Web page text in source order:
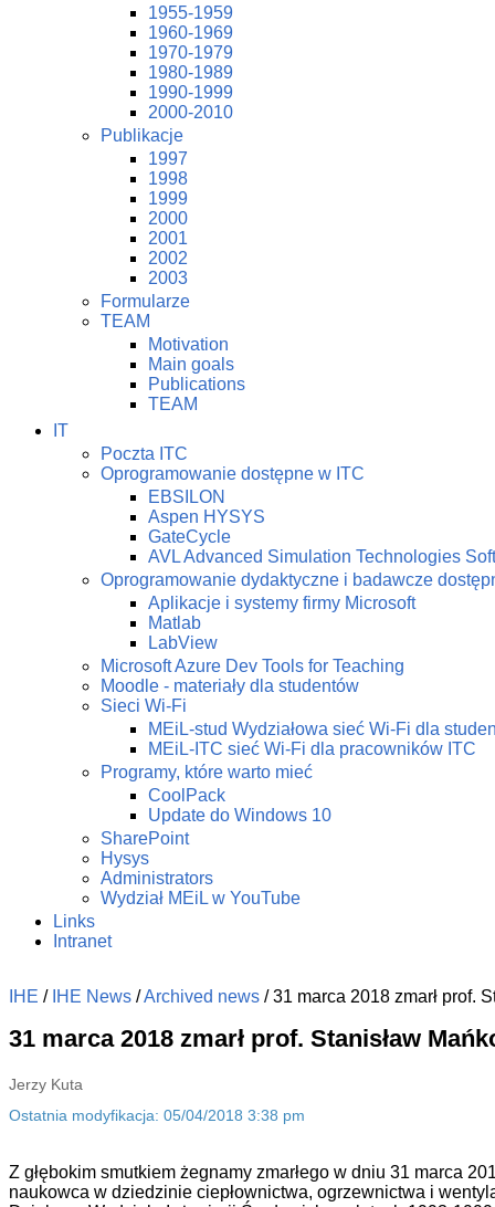
1955-1959
1960-1969
1970-1979
1980-1989
1990-1999
2000-2010
Publikacje
1997
1998
1999
2000
2001
2002
2003
Formularze
TEAM
Motivation
Main goals
Publications
TEAM
IT
Poczta ITC
Oprogramowanie dostępne w ITC
EBSILON
Aspen HYSYS
GateCycle
AVL Advanced Simulation Technologies
Oprogramowanie dydaktyczne i badawcze
Aplikacje i systemy firmy Microsoft
Matlab
LabView
Microsoft Azure Dev Tools for Teaching
Moodle - materiały dla studentów
Sieci Wi-Fi
MEiL-stud Wydziałowa sieć Wi-Fi dla
MEiL-ITC sieć Wi-Fi dla pracowników ITC
Programy, które warto mieć
CoolPack
Update do Windows 10
SharePoint
Hysys
Administrators
Wydział MEiL w YouTube
Links
Intranet
IHE / IHE News /Archived news / 31 marca 2018 zmarł prof.
31 marca 2018 zmarł prof. Stanisław
Jerzy Kuta
Ostatnia modyfikacja: 05/04/2018 3:38 pm
Z głębokim smutkiem żegnamy zmarłego w dniu 31 marca
naukowca w dziedzinie ciepłownictwa, ogrzewnictwa i